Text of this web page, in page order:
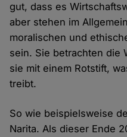
gut, dass es
aber stehen im
moralischen und
sein. Sie betrachten die
sie mit einem Rotstift,
treibt.
So wie beispielsweise
Narita. Als dieser Ende